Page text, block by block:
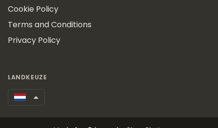
Cookie Policy
Terms and Conditions
Privacy Policy
LANDKEUZE